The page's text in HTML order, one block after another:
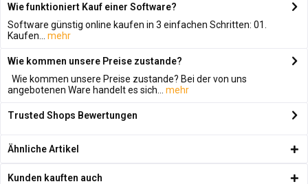
Wie funktioniert Kauf einer Software?
Software günstig online kaufen in 3 einfachen Schritten: 01.
Kaufen...
mehr
Wie kommen unsere Preise zustande?
Wie kommen unsere Preise zustande? Bei der von uns
angebotenen Ware handelt es sich...
mehr
Trusted Shops Bewertungen
Ähnliche Artikel
Kunden kauften auch